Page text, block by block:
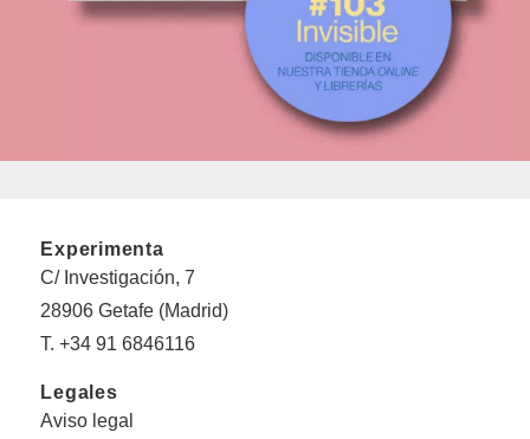
Experimenta
C/ Investigación, 7
28906 Getafe (Madrid)
T. +34 91 6846116
Legales
Aviso legal